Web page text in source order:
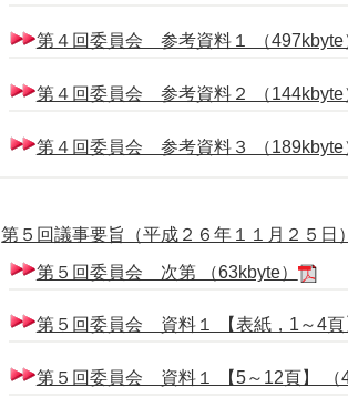
第４回委員会 参考資料１ （497kbyte
第４回委員会 参考資料２ （144kbyte
第４回委員会 参考資料３ （189kbyte
第５回議事要旨（平成２６年１１月２５日
第５回委員会 次第 （63kbyte）
第５回委員会 資料１ 【表紙，1～4頁
第５回委員会 資料１ 【5～12頁】 （